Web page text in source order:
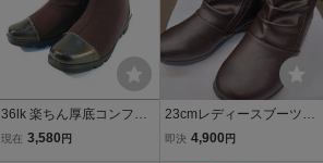
36lk 楽ちん厚底コンフォ
ートショートブーツ軽量
現在 3,580 円
23cmレディースブーツ合
成皮革両面ファスナーふ
即決 4,900 円